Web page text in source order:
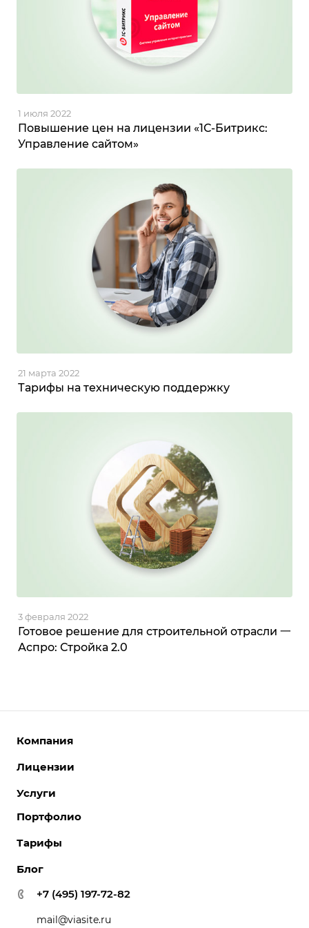
Повышение цен на лицензии «1С-Битрикс:
Управление сайтом»
1 июля 2022
Тарифы на техническую поддержку
21 марта 2022
Готовое решение для строительной отрасли 一
Аспро: Стройка 2.0
3 февраля 2022
Компания
О компании
Отзывы
Вакансии
Реквизиты
Контакты
Лицензии
Интернет-магазины
Корпоративные сайты
Лицензии 1С-Битрикс
Битрикс24. Облако
Битрикс24. Коробка
Услуги
Разработка сайтов
Поддержка сайтов
Внедрение системы управления взаимоотношениями с
Портфолио
Тарифы
Блог
+7 (495) 197-72-82
mail@viasite.ru